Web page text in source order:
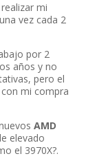
mi
vez cada 2
por 2
años y no
pero el
mi compra
AMD
elevado
el 3970X?.